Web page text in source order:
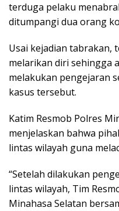
terduga pelaku
ditumpangi dua orang
Usai kejadian tabrakan,
melarikan diri sehingga
melakukan pengejaran
kasus tersebut.
Katim Resmob Polres
menjelaskan bahwa
lintas wilayah guna
“Setelah dilakukan
lintas wilayah, Tim
Minahasa Selatan